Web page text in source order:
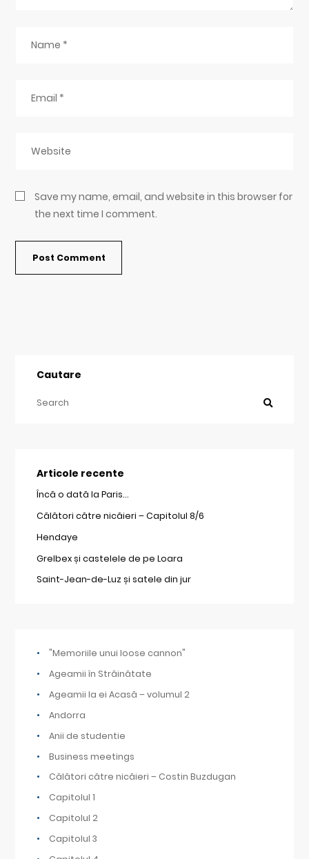
Save my name, email, and website in this browser for
the next time I comment.
Cautare
Articole recente
Încă o dată la Paris…
Călători către nicăieri – Capitolul 8/6
Hendaye
Grelbex și castelele de pe Loara
Saint-Jean-de-Luz și satele din jur
"Memoriile unui loose cannon"
Ageamii în Străinătate
Ageamii la ei Acasă – volumul 2
Andorra
Anii de studentie
Business meetings
Călători către nicăieri – Costin Buzdugan
Capitolul 1
Capitolul 2
Capitolul 3